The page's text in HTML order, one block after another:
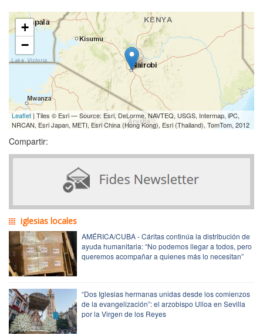
+
−
Leaflet | Tiles © Esri — Source: Esri, DeLorme, NAVTEQ, USGS, Intermap, iPC,
NRCAN, Esri Japan, METI, Esri China (Hong Kong), Esri (Thailand), TomTom, 2012
Compartir:
iglesias locales
AMÉRICA/CUBA - Cáritas continúa la distribución de
ayuda humanitaria: “No podemos llegar a todos, pero
queremos acompañar a quienes más lo necesitan”
“Dos Iglesias hermanas unidas desde los comienzos
de la evangelización”: el arzobispo Ulloa en Sevilla
por la Virgen de los Reyes